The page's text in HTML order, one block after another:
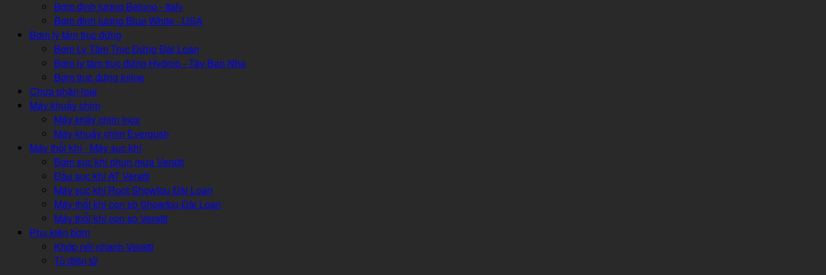
Bơm định lương Beluno - Italy
Bơm đinh lương Blue White - USA
Bơm ly tâm trục đứng
Bơm Ly Tâm Trục Đứng Đài Loan
Bơm ly tâm trục đứng Hydroo - Tây Ban Nha
Bơm trục đứng Inline
Chưa phân loại
Máy khuấy chìm
Máy khấy chìm inox
Máy khuấy chìm Evergush
Máy thổi khí - Máy sục khí
Bơm sục khí phun mưa Veratti
Đầu sục khí AT Veratti
Máy sục khí Root Showfou Đài Loan
Máy thổi khí con sò Showfou Đài Loan
Máy thổi khí con sò Veratti
Phụ kiện bơm
Khớp nối nhanh Veratti
Tủ điện tử